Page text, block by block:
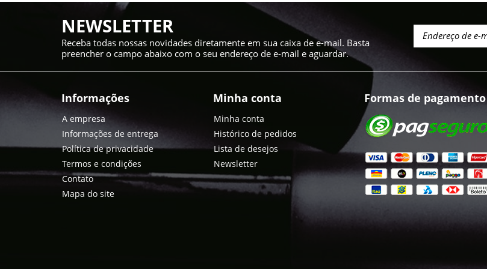
NEWSLETTER
Receba todas nossas novidades diretamente em sua caixa de e-mail. Basta
preencher o campo abaixo com o seu endereço de e-mail e aguardar.
Informações
A empresa
Informações de entrega
Política de privacidade
Termos e condições
Contato
Mapa do site
Minha conta
Minha conta
Histórico de pedidos
Lista de desejos
Newsletter
Formas de pagamento